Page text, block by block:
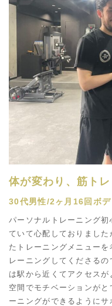
体が変わり、筋ト
30代男性/2ヶ月16回ボ
パーソナルトレーニング
ていて心配しておりまし
たトレーニングメニュー
レーニングしてくださる
は駅から近くてアクセス
空間でモチベーションが
ーニングができるように